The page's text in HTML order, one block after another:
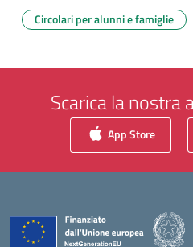
Circolari per alunni e famiglie
Scarica la nostra
App Store